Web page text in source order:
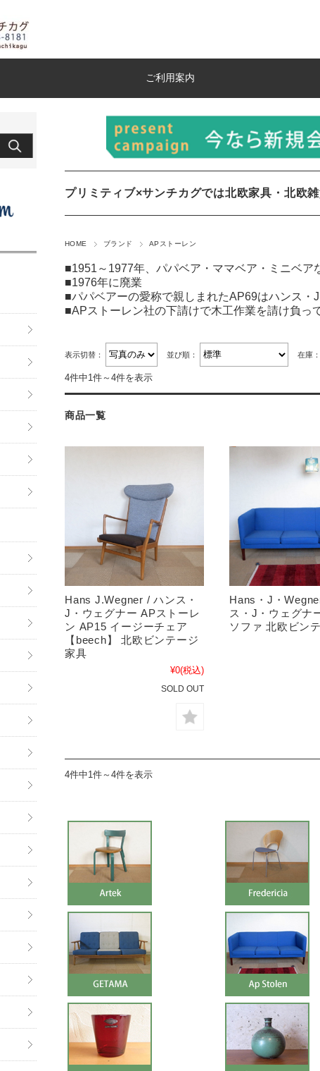
ご利用案内
プリミティブ×サンチカグでは北欧家具・北欧
HOME ブランド APストーレン
■1951～1977年、パパベア・ママベア・ミニベ
■1976年に廃業
■パパベアーの愛称で親しまれたAP69はハンス・
■APストーレン社の下請けで木工作業を請け負っ
表示切替： 並び順： 在庫：
4件中1件～4件を表示
商品一覧
Hans J.Wegner / ハンス・
J・ウェグナー APストーレ
ン AP15 イージーチェア
【beech】 北欧ビンテージ
家具
¥0(税込)
SOLD OUT
Hans・J・
ス・J・ウェグ
ソファ 北欧ビン
4件中1件～4件を表示